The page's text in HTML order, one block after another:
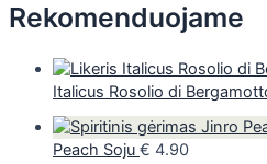
Rekomenduojame
Italicus Rosolio di
Peach Soju € 4.90